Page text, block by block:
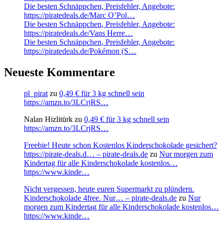
Die besten Schnäppchen, Preisfehler, Angebote:
https://piratedeals.de/Marc O’Pol…
Die besten Schnäppchen, Preisfehler, Angebote:
https://piratedeals.de/Vans Herre…
Die besten Schnäppchen, Preisfehler, Angebote:
https://piratedeals.de/Pokémon (S…
Neueste Kommentare
pl_pirat zu 0,49 € für 3 kg schnell sein
https://amzn.to/3LCrjRS…
Nalan Hizlitürk zu 0,49 € für 3 kg schnell sein
https://amzn.to/3LCrjRS…
Freebie! Heute schon Kostenlos Kinderschokolade gesichert?
https://pirate-deals.d… – pirate-deals.de zu Nur morgen zum
Kindertag für alle Kinderschokolade kostenlos…
https://www.kinde…
Nicht vergessen, heute euren Supermarkt zu plündern.
Kinderschokolade 4free. Nur… – pirate-deals.de zu Nur
morgen zum Kindertag für alle Kinderschokolade kostenlos…
https://www.kinde…